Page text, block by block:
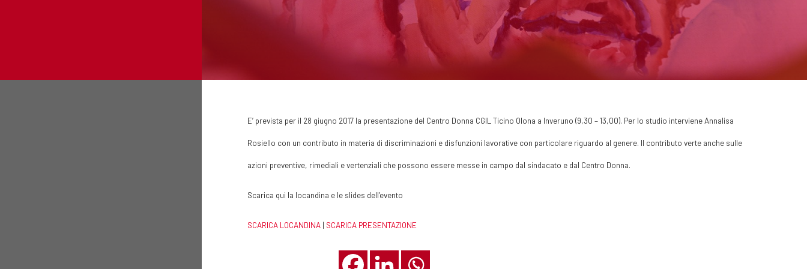
E’ prevista per il 28 giugno 2017 la presentazione del Centro Donna CGIL Ticino Olona a Inveruno (9,30 – 13,00). Per lo studio interviene Annalisa
Rosiello con un contributo in materia di discriminazioni e disfunzioni lavorative con particolare riguardo al genere. Il contributo verte anche sulle
azioni preventive, rimediali e vertenziali che possono essere messe in campo dal sindacato e dal Centro Donna.
Scarica qui la locandina e le slides dell’evento
SCARICA LOCANDINA| SCARICA PRESENTAZIONE